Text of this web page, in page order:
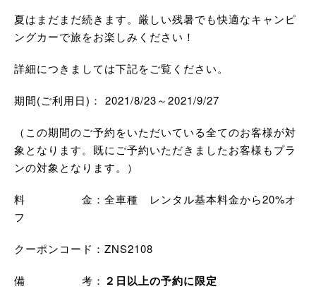
夏はまだまだ続きます。厳しい残暑でも快適なキャンピ
ングカーで旅をお楽しみください！
詳細につきましては下記をご覧ください。
期間(ご利用日)： 2021/8/23～2021/9/27
（この期間のご予約をいただいている全てのお客様が対
象となります。既にご予約いただきましたお客様もプラ
ンの対象となります。）
料 金：全車種 レンタル基本料金から20%オ
フ
クーポンコード：ZNS2108
備 考： ２日以上の予約に限定